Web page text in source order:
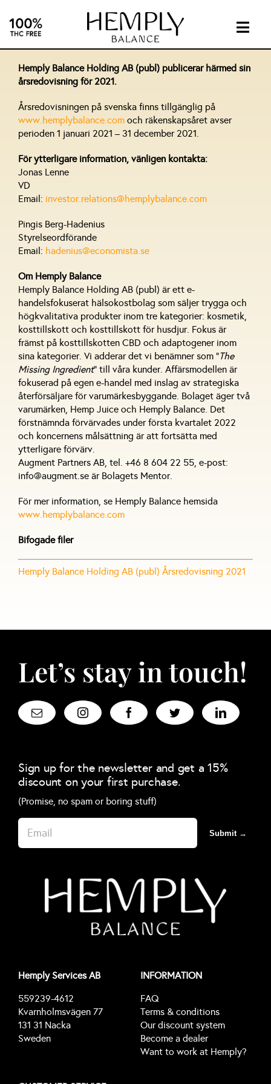
content
Hemply Balance Holding AB (publ) publicerar härmed sin
årsredovisning för 2021.
Årsredovisningen på svenska finns tillgänglig på
www.hemplybalance.com och räkenskapsåret avser
perioden 1 januari 2021 – 31 december 2021.
För ytterligare information, vänligen kontakta:
Jonas Lenne
VD
Email: investor.relations@hemplybalance.com
Pingis Berg-Hadenius
Styrelseordförande
Email: hadenius@economista.se
Om Hemply Balance
Hemply Balance Holding AB (publ) är ett e-
handelsfokuserat hälsokostbolag som säljer trygga och
högkvalitativa produkter inom tre kategorier: kosmetik,
kosttillskott och kosttillskott för husdjur. Fokus är
främst på kosttillskotten CBD och adaptogener inom
sina kategorier. Vi adderar det vi benämner som ”The
Missing Ingredient” till våra kunder. Affärsmodellen är
fokuserad på egen e-handel med inslag av strategiska
återförsäljare för varumärkesbyggande. Bolaget äger två
varumärken, Hemp Juice och Hemply Balance. Det
förstnämnda förvärvades under första kvartalet 2022
och koncernens målsättning är att fortsätta med
ytterligare förvärv.
Augment Partners AB, tel. +46 8 604 22 55, e-post:
info@augment.se är Bolagets Mentor.
För mer information, se Hemply Balance hemsida
www.hemplybalance.com
Bifogade filer
Hemply Balance Holding AB (publ) Årsredovisning 2021
Let’s stay in touch!
Sign up for the newsletter and get a 15%
discount on your first purchase.
(Promise, no spam or boring stuff)
Submit →
Hemply Services AB
559239-4612
Kvarnholmsvägen 77
131 31 Nacka
Sweden
INFORMATION
FAQ
Terms & conditions
Our discount system
Become a dealer
Want to work at Hemply?